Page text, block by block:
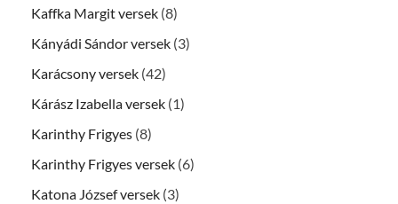
Kaffka Margit versek (8)
Kányádi Sándor versek (3)
Karácsony versek (42)
Kárász Izabella versek (1)
Karinthy Frigyes (8)
Karinthy Frigyes versek (6)
Katona József versek (3)